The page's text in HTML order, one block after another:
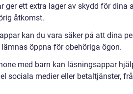
ger ett extra lager av skydd för dina
åtkomst.
kan du vara säker på att dina
öppna för obehöriga ögon.
med barn kan låsningsappar
sociala medier eller betaltjänster,